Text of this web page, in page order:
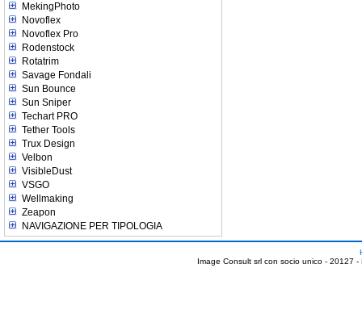
MekingPhoto
Novoflex
Novoflex Pro
Rodenstock
Rotatrim
Savage Fondali
Sun Bounce
Sun Sniper
Techart PRO
Tether Tools
Trux Design
Velbon
VisibleDust
VSGO
Wellmaking
Zeapon
NAVIGAZIONE PER TIPOLOGIA
Image Consult srl con socio unico - 20127